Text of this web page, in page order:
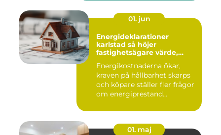
01. jun
Energideklarationer
karlstad så höjer
fastighetsägare värde,
Energikostnaderna ökar,
kraven på hållbarhet skärps
och köpare ställer fler frågor
om energiprestand...
01. maj